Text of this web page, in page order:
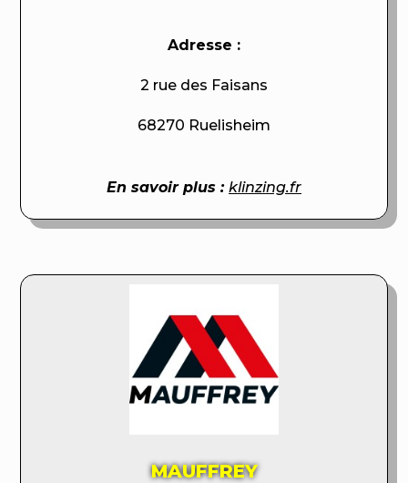
Adresse :
2 rue des Faisans
68270 Ruelisheim
En savoir plus : klinzing.fr
MAUFFREY